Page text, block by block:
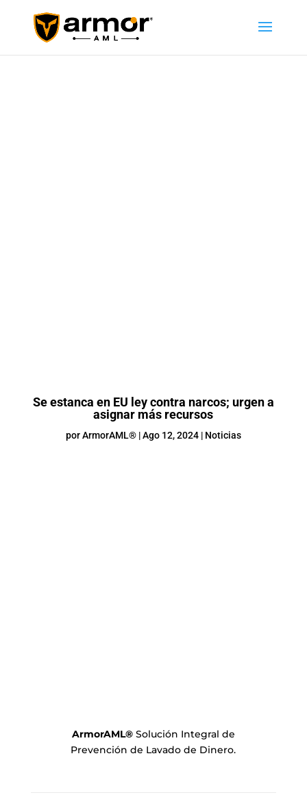
Se estanca en EU ley contra narcos; urgen a
asignar más recursos
porArmorAML®|Ago 12, 2024| Noticias
ArmorAML® Solución Integral de
Prevención de Lavado de Dinero.